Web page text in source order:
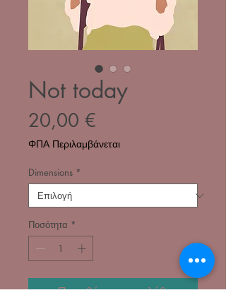
Not today
20,00 €
ΦΠΑ Περιλαμβάνεται
Dimensions *
Ποσότητα *
Προσθήκη στο καλάθι